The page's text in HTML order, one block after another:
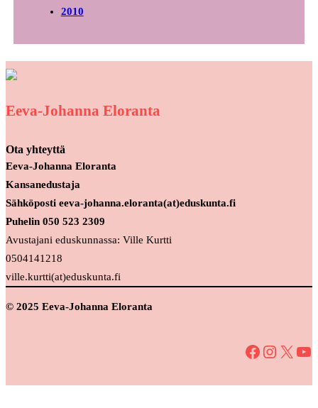
2010
Eeva-Johanna Eloranta
Ota yhteyttä
Eeva-Johanna Eloranta
Kansanedustaja
Sähköposti eeva-johanna.eloranta(at)eduskunta.fi
Puhelin 050 523 2309
Avustajani eduskunnassa: Ville Kurtti
0504141218
ville.kurtti(at)eduskunta.fi
© 2025 Eeva-Johanna Eloranta
Facebook Instagram X YouTube